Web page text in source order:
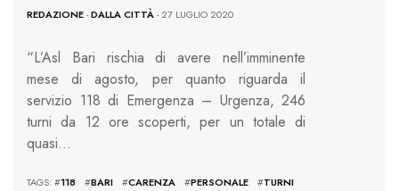
REDAZIONE-DALLA CITTÀ- 27 LUGLIO 2020
“L’Asl Bari rischia di avere nell’imminente
mese di agosto, per quanto riguarda il
servizio 118 di Emergenza – Urgenza, 246
turni da 12 ore scoperti, per un totale di
quasi…
TAGS: #118 #BARI #CARENZA #PERSONALE #TURNI